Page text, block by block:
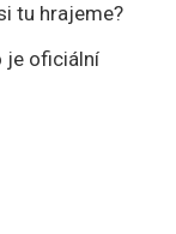
tu hrajeme?
je oficiální